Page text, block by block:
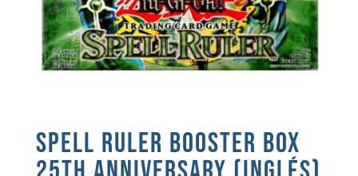
SPELL RULER BOOSTER BOX